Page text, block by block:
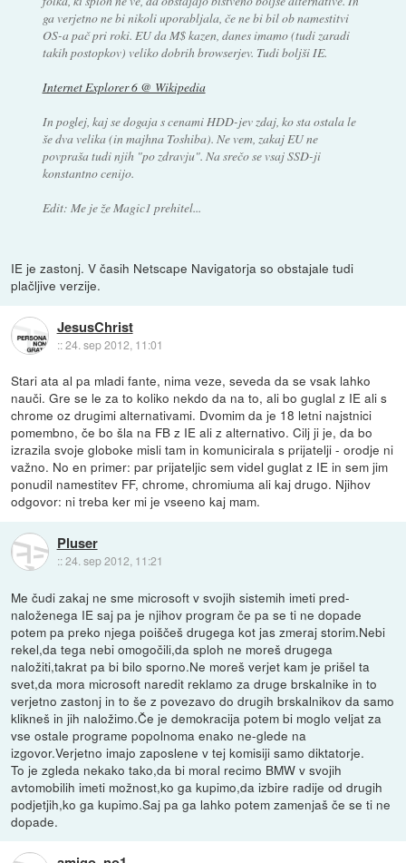
ga verjetno ne bi nikoli uporabljala, če ne bi bil ob namestitvi
OS-a pač pri roki. EU da M$ kazen, danes imamo (tudi zaradi
takih postopkov) veliko dobrih browserjev. Tudi boljši IE.
Internet Explorer 6 @ Wikipedia
In poglej, kaj se dogaja s cenami HDD-jev zdaj, ko sta ostala le
še dva velika (in majhna Toshiba). Ne vem, zakaj EU ne
povpraša tudi njih "po zdravju". Na srečo se vsaj SSD-ji
konstantno cenijo.
Edit: Me je že Magic1 prehitel...
IE je zastonj. V časih Netscape Navigatorja so obstajale tudi
plačljive verzije.
JesusChrist
::24. sep 2012, 11:01
Stari ata al pa mladi fante, nima veze, seveda da se vsak lahko
nauči. Gre se le za to koliko nekdo da na to, ali bo guglal z IE ali s
chrome oz drugimi alternativami. Dvomim da je 18 letni najstnici
pomembno, če bo šla na FB z IE ali z alternativo. Cilj ji je, da bo
izrazila svoje globoke misli tam in komunicirala s prijatelji - orodje ni
važno. No en primer: par prijateljic sem videl guglat z IE in sem jim
ponudil namestitev FF, chrome, chromiuma ali kaj drugo. Njihov
odgovor: ni treba ker mi je vseeno kaj mam.
Pluser
::24. sep 2012, 11:21
Me čudi zakaj ne sme microsoft v svojih sistemih imeti pred-
naloženega IE saj pa je njihov program če pa se ti ne dopade
potem pa preko njega poiščeš drugega kot jas zmeraj storim.Nebi
rekel,da tega nebi omogočili,da sploh ne moreš drugega
naložiti,takrat pa bi bilo sporno.Ne moreš verjet kam je prišel ta
svet,da mora microsoft naredit reklamo za druge brskalnike in to
verjetno zastonj in to še z povezavo do drugih brskalnikov da samo
klikneš in jih naložimo.Če je demokracija potem bi moglo veljat za
vse ostale programe popolnoma enako ne-glede na
izgovor.Verjetno imajo zaposlene v tej komisiji samo diktatorje.
To je zgleda nekako tako,da bi moral recimo BMW v svojih
avtomobilih imeti možnost,ko ga kupimo,da izbire radije od drugih
podjetjih,ko ga kupimo.Saj pa ga lahko potem zamenjaš če se ti ne
dopade.